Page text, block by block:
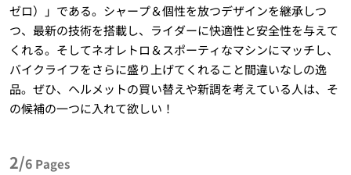
ゼロ）」である。シャープ＆個性を放つデザインを継承しつ
つ、最新の技術を搭載し、ライダーに快適性と安全性を与えて
くれる。そしてネオレトロ＆スポーティなマシンにマッチし、
バイクライフをさらに盛り上げてくれること間違いなしの逸
品。ぜひ、ヘルメットの買い替えや新調を考えている人は、そ
の候補の一つに入れて欲しい！
2/6 Pages